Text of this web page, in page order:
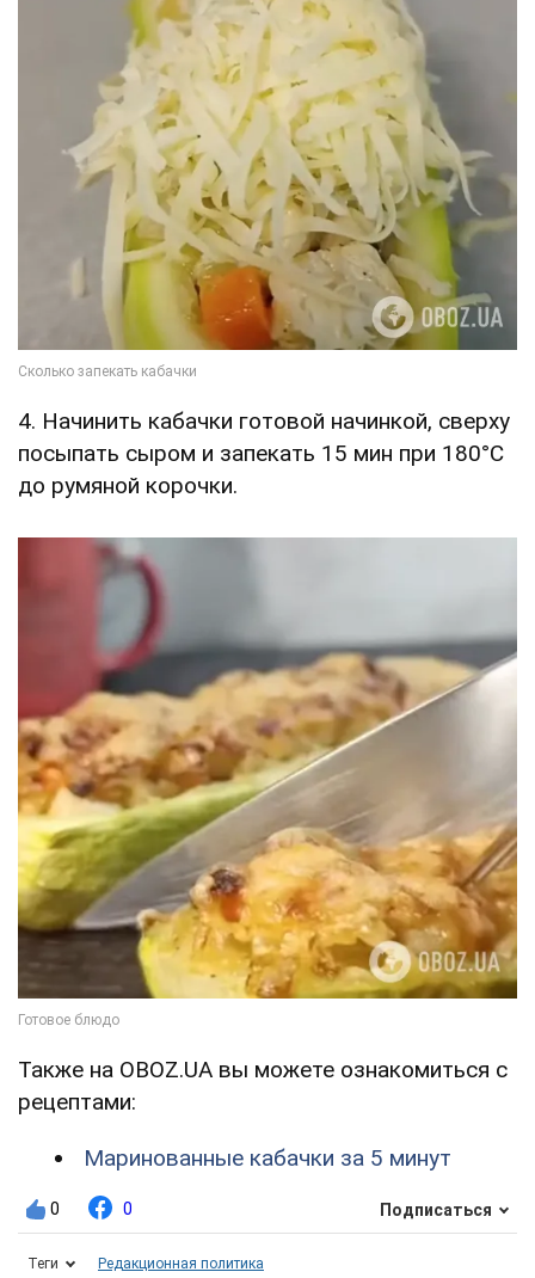
4. Начинить кабачки готовой начинкой, сверху
посыпать сыром и запекать 15 мин при 180°C
до румяной корочки.
Также на OBOZ.UA вы можете ознакомиться с
рецептами:
Маринованные кабачки за 5 минут
0 0 Подписаться
Теги Редакционная политика